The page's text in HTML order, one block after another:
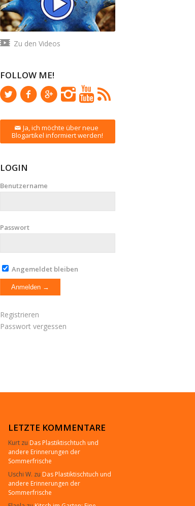
Zu den Videos
FOLLOW ME!
Ja, ich möchte über neue
Blogartikel informiert werden!
LOGIN
Benutzername
Passwort
Angemeldet bleiben
Registrieren
Passwort vergessen
LETZTE KOMMENTARE
Kurtzu Das Plastiktischtuch und
andere Erinnerungen der
Sommerfrische
Uschi W. zu Das Plastiktischtuch und
andere Erinnerungen der
Sommerfrische